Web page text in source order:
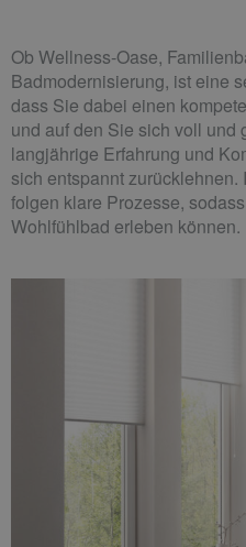
Ob Wellness-Oase,
Badmodernisierung, ist eine
dass Sie dabei einen
und auf den Sie sich voll und
langjährige Erfahrung und
sich entspannt
folgen klare Prozesse,
Wohlfühlbad erleben können.